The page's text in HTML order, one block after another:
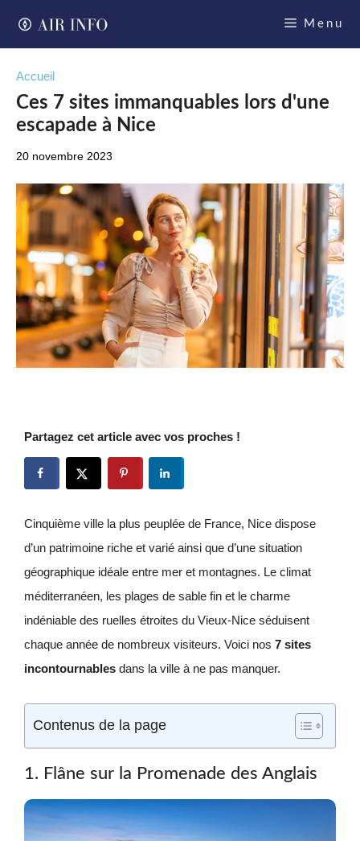
Menu
Accueil
Ces 7 sites immanquables lors d'une
escapade à Nice
20 novembre 2023
Partagez cet article avec vos proches !
Cinquième ville la plus peuplée de France, Nice dispose
d’un patrimoine riche et varié ainsi que d’une situation
géographique idéale entre mer et montagnes. Le climat
méditerranéen, les plages de sable fin et le charme
indéniable des ruelles étroites du Vieux-Nice séduisent
chaque année de nombreux visiteurs. Voici nos 7 sites
incontournables dans la ville à ne pas manquer.
Contenus de la page
1. Flâne sur la Promenade des Anglais